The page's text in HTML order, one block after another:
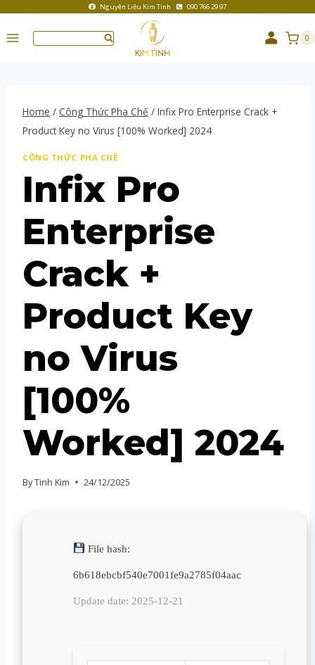
Nguyên Liệu Kim Tinh 090 766 29 97
0
Home / Công Thức Pha Chế / Infix Pro Enterprise Crack +
Product Key no Virus [100% Worked] 2024
CÔNG THỨC PHA CHẾ
Infix Pro
Enterprise
Crack +
Product Key
no Virus
[100%
Worked] 2024
ByTinh Kim 24/12/2025
File hash:
6b618ebcbf540e7001fe9a2785f04aac
Update date: 2025-12-21